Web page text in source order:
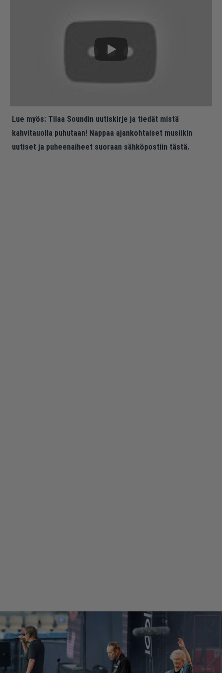
Lue myös: Tilaa Soundin uutiskirje ja tiedät mistä
kahvitauolla puhutaan! Nappaa ajankohtaiset musiikin
uutiset ja puheenaiheet suoraan sähköpostiin tästä.